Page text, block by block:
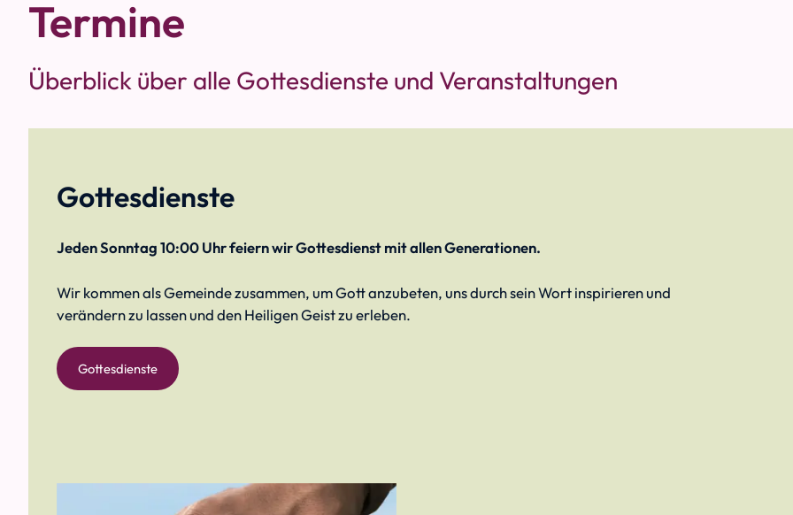
Termine
Überblick über alle Gottesdienste und Veranstaltungen
Gottesdienste
Jeden Sonntag 10:00 Uhr feiern wir Gottesdienst mit allen Generationen.
Wir kommen als Gemeinde zusammen, um Gott anzubeten, uns durch sein Wort inspirieren und
verändern zu lassen und den Heiligen Geist zu erleben.
Gottesdienste